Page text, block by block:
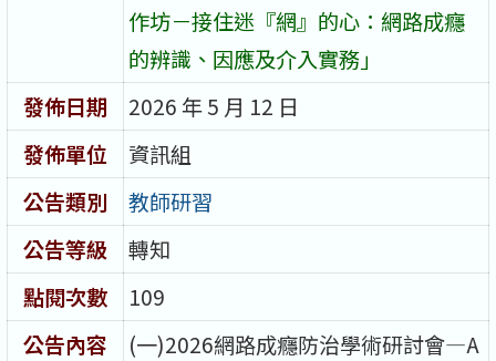
作坊－接住迷『網』的心：網路成癮
的辨識、因應及介入實務」
發佈日期
2026 年 5 月 12 日
發佈單位
資訊組
公告類別
教師研習
公告等級
轉知
點閱次數
109
公告內容
(一)2026網路成癮防治學術研討會—A